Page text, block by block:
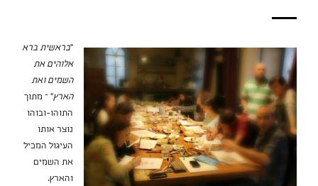
"בראשית ברא
אלוהים את
השמים ואת
הארץ" – מתוך
התוהו-ובוהו
נוצר אותו
העיגול המכיל
את השמים
והארץ.